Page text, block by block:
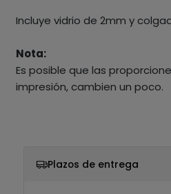
Incluye vidrio de 2mm y
Nota:
Es posible que las
impresión, cambien un poco.
Plazos de entrega